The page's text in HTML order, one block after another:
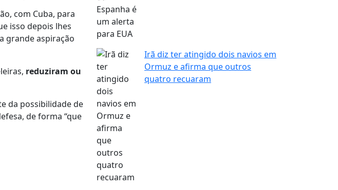
com Cuba, para
isso depois lhes
grande aspiração
reduziram ou
da possibilidade de
de forma “que
Irã diz ter atingido dois navios em
Ormuz e afirma que outros
quatro recuaram